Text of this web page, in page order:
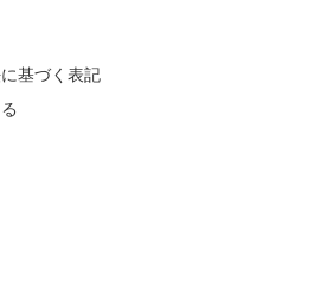
基づく表記